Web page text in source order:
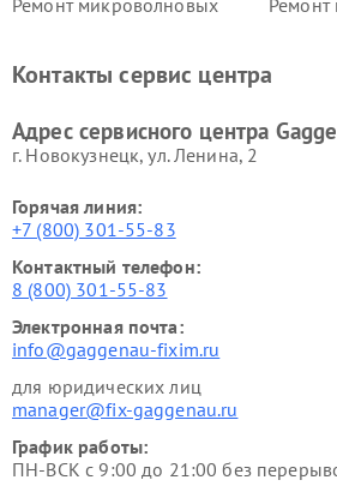
Ремонт микроволновых
Ремонт
Контакты сервис центра
Адрес сервисного центра
г. Новокузнецк, ул. Ленина, 2
Горячая линия:
+7 (800) 301-55-83
Контактный телефон:
8 (800) 301-55-83
Электронная почта:
info@gaggenau-fixim.ru
для юридических лиц
manager@fix-gaggenau.ru
График работы:
ПН-ВСК с 9:00 до 21:00 без